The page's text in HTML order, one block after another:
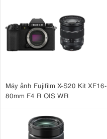
Máy ảnh Fujifilm X-S20 Kit XF16-
80mm F4 R OIS WR